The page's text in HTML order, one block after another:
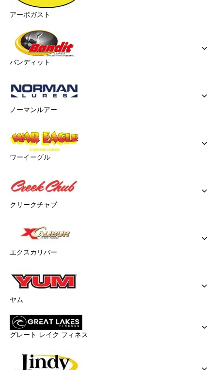
アーボガスト
バンディット
ノーマンルアー
ワーイーグル
クリークチャブ
エクスカリバー
ヤム
グレート レイク フィネス